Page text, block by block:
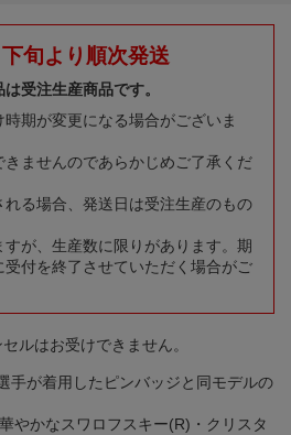
旬より順次発送
受注生産商品です。
期が変更になる場合がございま
きませんのであらかじめご了承くだ
る場合、発送日は受注生産のもの
が、生産数に限りがあります。期
受付を終了させていただく場合がご
ルはお受けできません。
手が着用したピンバッジと同モデルの
やかなスワロフスキー(R)・クリスタ